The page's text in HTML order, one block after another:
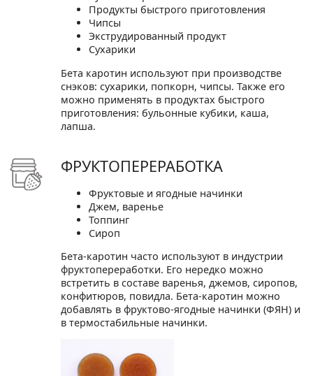
Продукты быстрого приготовления
Чипсы
Экструдированный продукт
Сухарики
Бета каротин используют при производстве
снэков: сухарики, попкорн, чипсы. Также его
можно применять в продуктах быстрого
приготовления: бульонные кубики, каша,
лапша.
ФРУКТОПЕРЕРАБОТКА
Фруктовые и ягодные начинки
Джем, варенье
Топпинг
Сироп
Бета-каротин часто используют в индустрии
фруктопереработки. Его нередко можно
встретить в составе варенья, джемов, сиропов,
конфитюров, повидла. Бета-каротин можно
добавлять в фруктово-ягодные начинки (ФЯН) и
в термостабильные начинки.